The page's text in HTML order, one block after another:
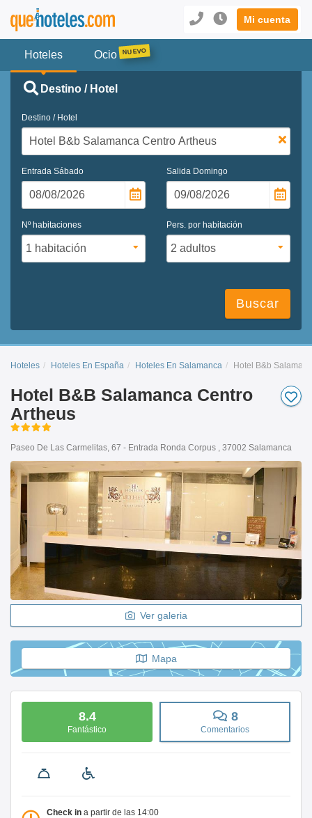
Mi cuenta
Hoteles Ocio
Destino / Hotel
Destino / Hotel
Entrada Sábado Salida Domingo
Nº habitaciones Pers. por habitación
Buscar
Hoteles Hoteles En España Hoteles En Salamanca Hotel B&b
Hotel B&B Salamanca Centro
Artheus
Paseo De Las Carmelitas, 67 - Entrada Ronda Corpus , 37002 Salamanca
Ver galeria
Mapa
8.4
Fantástico
8
Comentarios
Check in a partir de las 14:00